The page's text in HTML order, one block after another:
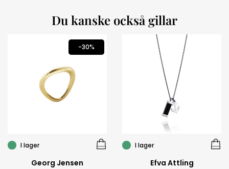
Du kanske också gillar
-30%
I lager
Georg Jensen
I lager
Efva Attling